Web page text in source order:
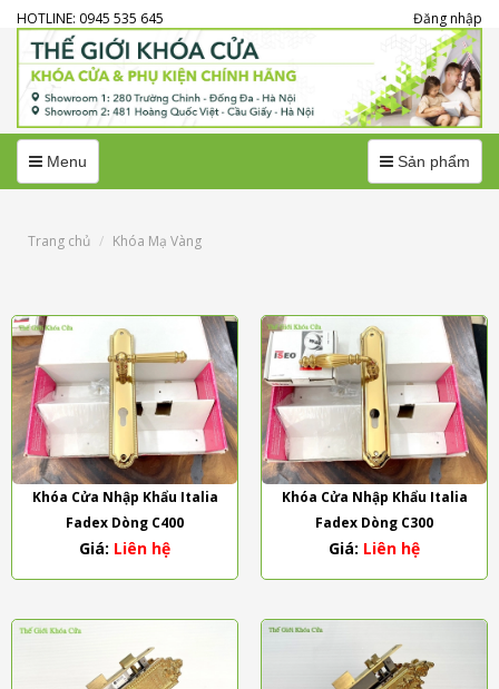
HOTLINE: 0945 535 645 Đăng nhập
MenuMenu MenuSản phẩm
Trang chủ Khóa Mạ Vàng
Khóa Cửa Nhập Khẩu Italia
Fadex Dòng C400
Giá: Liên hệ
Khóa Cửa Nhập Khẩu Italia
Fadex Dòng C300
Giá: Liên hệ